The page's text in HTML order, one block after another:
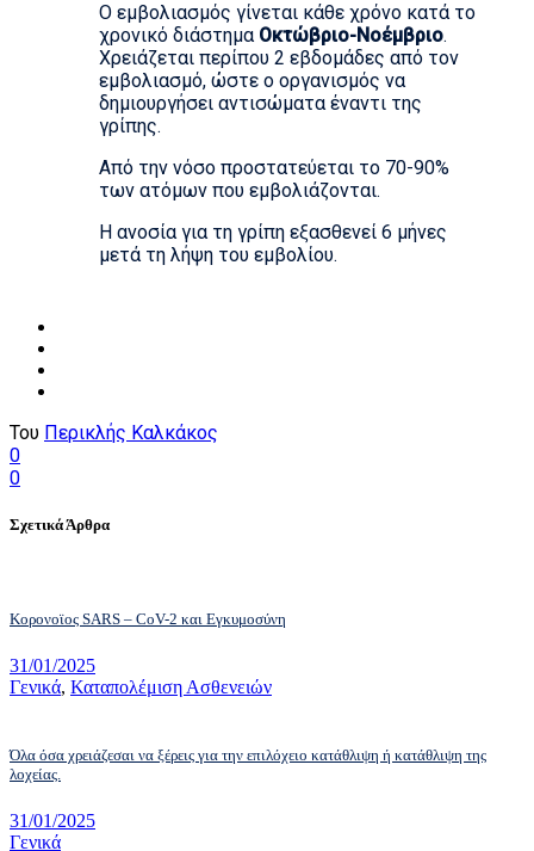
Ο εμβολιασμός γίνεται κάθε χρόνο κατά το
χρονικό διάστημα Οκτώβριο-Νοέμβριο.
Χρειάζεται περίπου 2 εβδομάδες από τον
εμβολιασμό, ώστε ο οργανισμός να
δημιουργήσει αντισώματα έναντι της
γρίπης.
Από την νόσο προστατεύεται το 70-90%
των ατόμων που εμβολιάζονται.
Η ανοσία για τη γρίπη εξασθενεί 6 μήνες
μετά τη λήψη του εμβολίου.
Του Περικλής Καλκάκος
0
0
Σχετικά Άρθρα
Κορονοϊος SARS – CoV-2 και Εγκυμοσύνη
31/01/2025
Γενικά, Καταπολέμιση Ασθενειών
Όλα όσα χρειάζεσαι να ξέρεις για την επιλόχειο κατάθλιψη ή κατάθλιψη της
λοχείας.
31/01/2025
Γενικά